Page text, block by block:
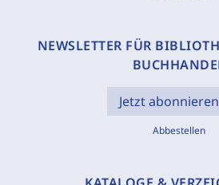
NEWSLETTER FÜR
Jetzt abonnieren
Abbestellen